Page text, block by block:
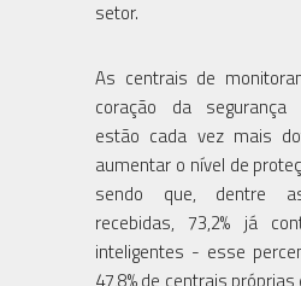
setor.
As centrais de
coração da segurança
estão cada vez mais
aumentar o nível de
sendo que, dentre
recebidas, 73,2% já
inteligentes - esse
47,8% de centrais próprias